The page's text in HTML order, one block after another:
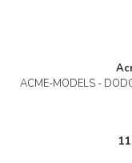
ACME-MODELS -